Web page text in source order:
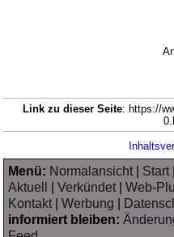
Link zu dieser Seite: https://
Menü: Normalansicht| Start|
Aktuell
|Verkündet|Web-
Kontakt|Werbung
informiert bleiben: